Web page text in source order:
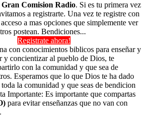
Comision Radio. Si es tu primera vez
a registrarte. Una vez te registre con
a mas opciones que simplemente ver
postean. Bendiciones...
Registrate ahora!
con conocimientos biblicos para enseñar y
y concientizar al pueblo de Dios, te
con la comunidad y que sea de
Esperamos que lo que Dios te ha dado
la comunidad y que seas de bendicion
Importante: Es importante que compartas
para evitar enseñanzas que no van con